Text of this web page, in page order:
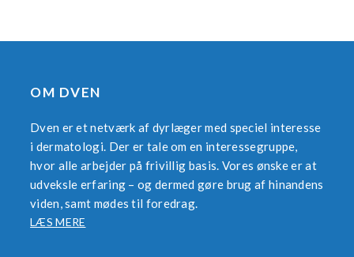
OM DVEN
Dven er et netværk af dyrlæger med speciel interesse
i dermatologi. Der er tale om en interessegruppe,
hvor alle arbejder på frivillig basis. Vores ønske er at
udveksle erfaring – og dermed gøre brug af hinandens
viden, samt mødes til foredrag.
LÆS MERE